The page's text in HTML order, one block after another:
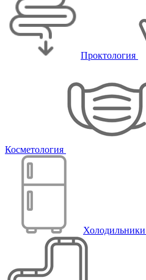
Проктология
Косметология